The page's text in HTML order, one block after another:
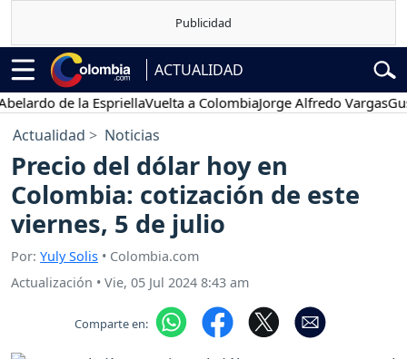
ACTUALIDAD
de la EspriellaVuelta a ColombiaJorge Alfredo Vargas
Actualidad Noticias
Precio del dólar hoy en
Colombia: cotización de este
viernes, 5 de julio
Por: Yuly Solis • Colombia.com
Actualización • Vie, 05 Jul 2024 8:43 am
Comparte en: